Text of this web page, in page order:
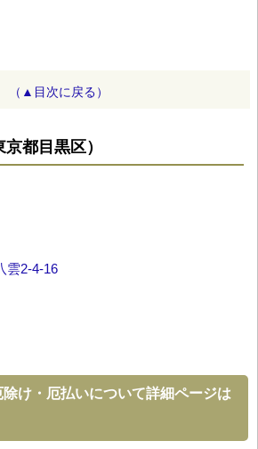
（▲目次に戻る）
都目黒区）
雲2-4-16
け・厄払いについて詳細ページは